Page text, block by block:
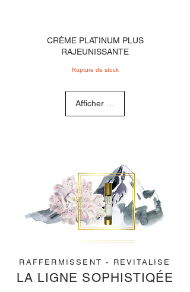
CRÈME PLATINUM PLUS
RAJEUNISSANTE
Rupture de stock
Afficher les détails
RAFFERMISSENT - REVITALISE
LA LIGNE SOPHISTIQÉE